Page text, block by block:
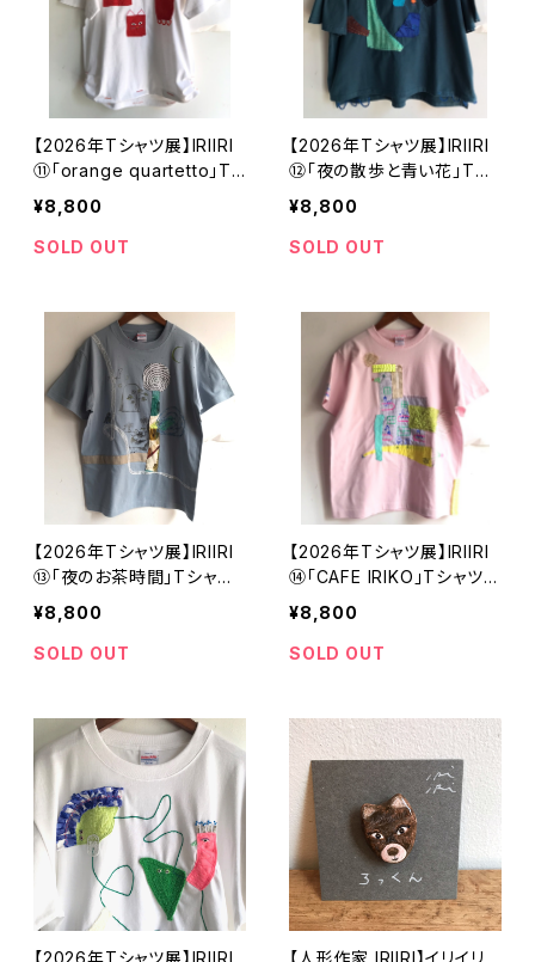
【2026年Tシャツ展】IRIIRI
⑪「orange quartetto」T
シャツ ホワイト Mサイズ
【ハンドメイドTシャツ・作家
作品】
¥8,800
SOLD OUT
【2026年Tシャツ展】IRIIRI
⑫「夜の散歩と青い花」Tシ
ャツ ピーコックグリーン
フリーサイズ【ハンドメイドT
シャツ・作家作品】
¥8,800
SOLD OUT
【2026年Tシャツ展】IRIIRI
⑬「夜のお茶時間」Tシャ
ツ アシッドブルー Sサイズ
【ハンドメイドTシャツ・作家
作品】
¥8,800
SOLD OUT
【2026年Tシャツ展】IRIIRI
⑭「CAFE IRIKO」Tシャツ
ライトピンク Sサイズ【ハン
ドメイドTシャツ・作家作品】
¥8,800
SOLD OUT
【2026年Tシャツ展】IRIIRI
【人形作家 IRIIRI】イリイリ